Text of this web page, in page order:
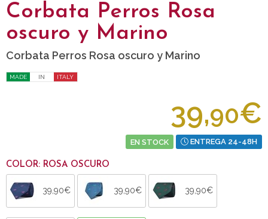
Corbata Perros Rosa
oscuro y Marino
Corbata Perros Rosa oscuro y Marino
MADE IN ITALY
39,90€
EN STOCK ENTREGA 24-48H
COLOR: ROSA OSCURO
39,90€ 39,90€ 39,90€